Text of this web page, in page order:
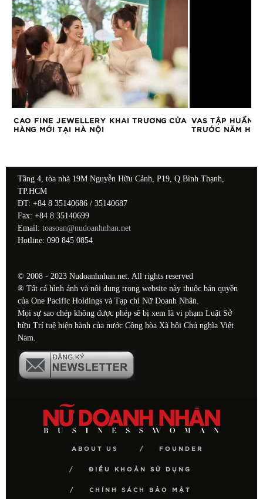
CAO FINE JEWELLERY KHAI TRƯƠNG CỬA
HÀNG MỚI TẠI HÀ NỘI
VAS TẬP HUẤN
TRƯỚC NĂM
Tầng 4, tòa nhà 19M Nguyễn Hữu Cảnh, P19, Q.Bình Thạnh,
TP.HCM
ĐT: +84 8 35140686 / 35140687
Fax: +84 8 35140699
Email: toasoan@nudoanhnhan.net
Hotline: 090 845 0854
© 2008 - 2023 Nudoanhnhan.net. All rights reserved
® Tất cả hình ảnh và nội dung trong website này thuộc bản quyền
của One Pacific Holdings và Tạp chí Nữ Doanh Nhân.
Mọi sự sao chép không được phép sẽ bị xem là vi phạm Luật Sở
hữu Trí tuệ hiện hành của nước Cộng hòa Xã hội Chủ nghĩa Việt
Nam.
ABOUT US FOUNDER
ĐIỀU KHOẢN SỬ DỤNG
CHÍNH SÁCH BẢO MẬT